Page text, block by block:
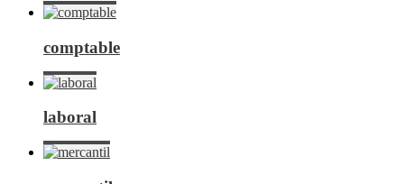
comptable
laboral